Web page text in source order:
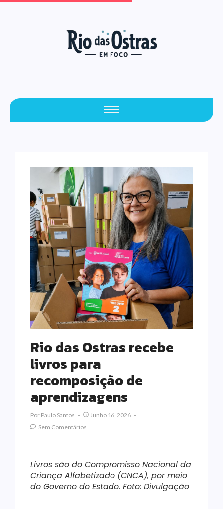
Rio das Ostras recebe
livros para
recomposição de
aprendizagens
Por Paulo Santos
Junho 16, 2026
Sem Comentários
Livros são do Compromisso Nacional da
Criança Alfabetizado (CNCA), por meio
do Governo do Estado. Foto: Divulgação